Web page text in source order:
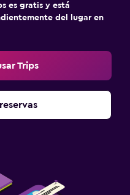
es gratis y está
del lugar en
Trips